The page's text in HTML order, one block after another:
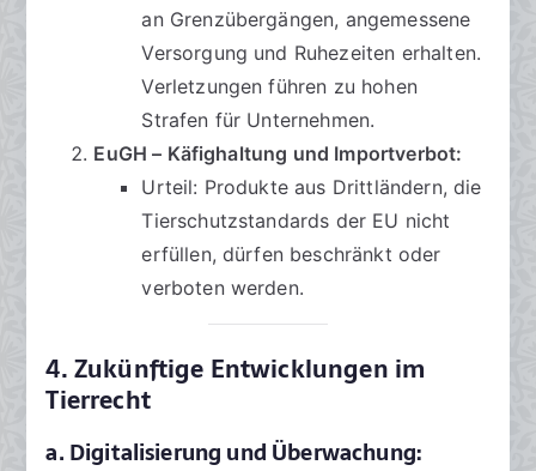
an Grenzübergängen, angemessene
Versorgung und Ruhezeiten erhalten.
Verletzungen führen zu hohen
Strafen für Unternehmen.
EuGH – Käfighaltung und Importverbot:
Urteil: Produkte aus Drittländern, die
Tierschutzstandards der EU nicht
erfüllen, dürfen beschränkt oder
verboten werden.
4. Zukünftige Entwicklungen im
Tierrecht
a. Digitalisierung und Überwachung: